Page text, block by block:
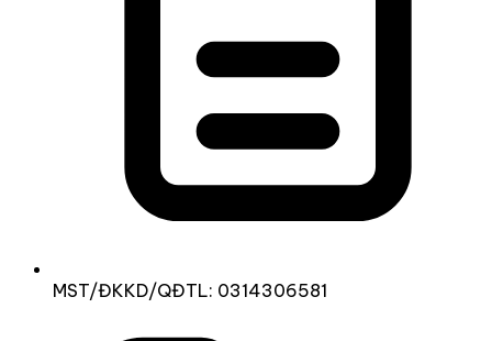
MST/ĐKKD/QĐTL: 0314306581